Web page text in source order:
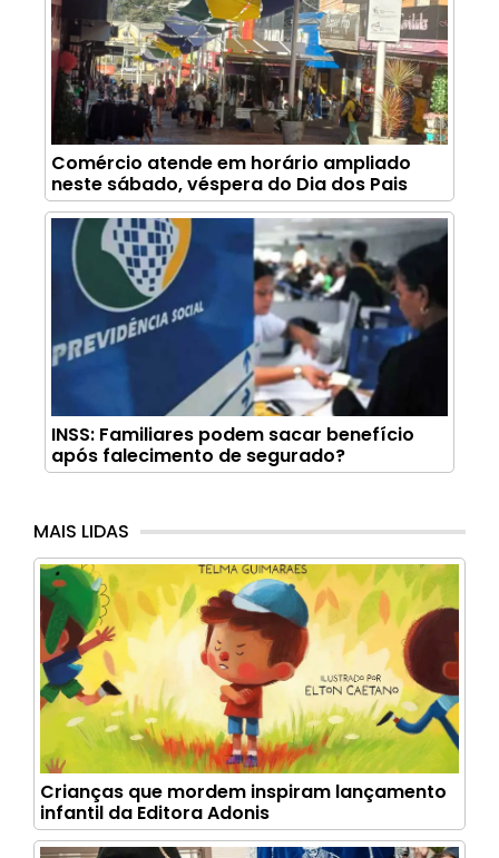
Comércio atende em horário ampliado
neste sábado, véspera do Dia dos Pais
INSS: Familiares podem sacar benefício
após falecimento de segurado?
MAIS LIDAS
Crianças que mordem inspiram lançamento
infantil da Editora Adonis